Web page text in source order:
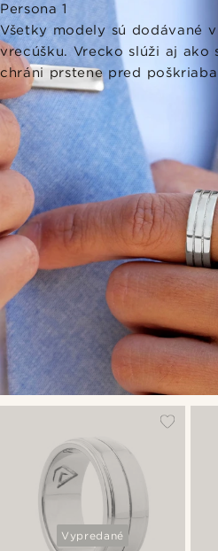
Persona 1
Všetky modely sú dodávané
vrecúšku. Vrecko slúži aj ako
chráni prstene pred
Vypredané